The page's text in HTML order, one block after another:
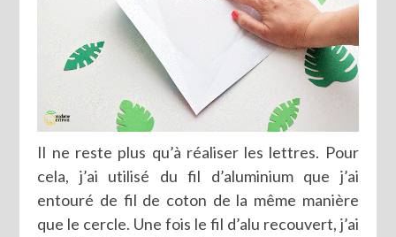
Il ne reste plus qu’à réaliser les lettres. Pour
cela, j’ai utilisé du fil d’aluminium que j’ai
entouré de fil de coton de la même manière
que le cercle. Une fois le fil d’alu recouvert, j’ai